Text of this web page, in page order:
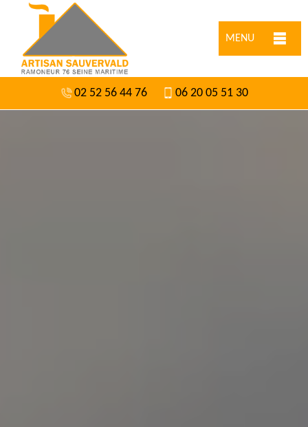
MENU
02 52 56 44 76 06 20 05 51 30